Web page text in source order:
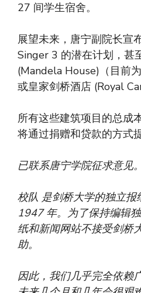
27 间学生宿舍。
展望未来，唐宁副院长宣
Singer 3 的潜在计划，甚
(Mandela House)（目前
或皇家剑桥酒店 (Royal
所有这些建筑项目的总成
将通过捐赠和贷款的方式
已联系唐宁学院征求意见。
校队 是剑桥大学的独立
1947 年。为了保持编辑
纸和新闻网站不接受剑桥
助。
因此，我们几乎完全依赖